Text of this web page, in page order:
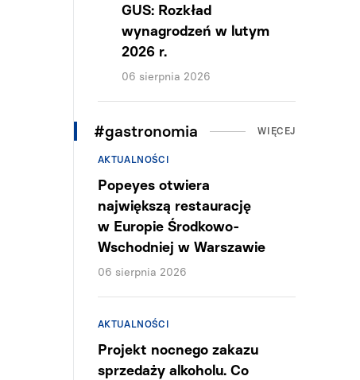
GUS: Rozkład
wynagrodzeń w lutym
2026 r.
06 sierpnia 2026
#gastronomia WIĘCEJ
AKTUALNOŚCI
Popeyes otwiera
największą restaurację
w Europie Środkowo-
Wschodniej w Warszawie
06 sierpnia 2026
AKTUALNOŚCI
Projekt nocnego zakazu
sprzedaży alkoholu. Co